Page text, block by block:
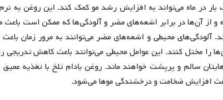
بار در ماه می‌تواند به افزایش رشد مو کمک کند. این روغن به
از آن‌ها در برابر اشعه‌های مضر و آلودگی‌ها که ممکن است
آلودگی‌های محیطی و اشعه‌های مضر می‌توانند به مرور زمان
را مختل کنند. این عوامل محیطی می‌توانند باعث کاهش تدریجی
سالم و پرپشت خواهند ماند. روغن بادام تلخ با تغذیه
افزایش ضخامت و درخشندگی موها می‌شود.